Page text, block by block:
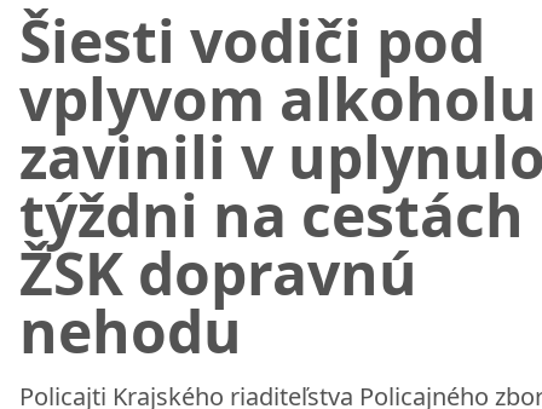
Šiesti vodiči pod
vplyvom alkoholu
zavinili v
týždni na cestách
ŽSK dopravnú
nehodu
Policajti Krajského riaditeľstva Policajného